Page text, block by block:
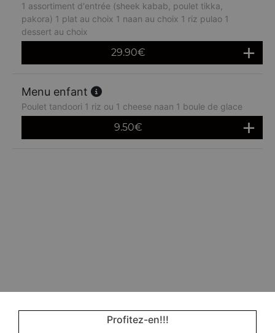
1 assortiment d'entrée (sheek kabab, poulet tikka,
pakora) 1 plat au choix 1 naan au choix 1 riz pulao 1
dessert au choix
29.90€
Menu enfant
Poulet tandoori 1 riz ou 1 cheese naan 1 boule de glace
9.50€
Profitez-en!!!